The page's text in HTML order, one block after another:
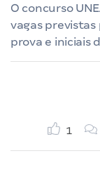
O concurso
vagas
prova e iniciais
1